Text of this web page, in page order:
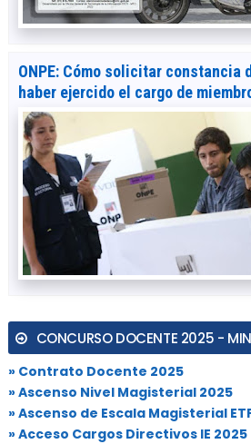
ONPE: Cómo solicitar constancia
haber ejercido el cargo de
CONCURSO DOCENTE 2025 -
» Contrato Docente 2025
» Ascenso Nivel Magisterial 2025
» Ascenso de Escala Magisterial
» Acceso Cargos Directivos IE 2025